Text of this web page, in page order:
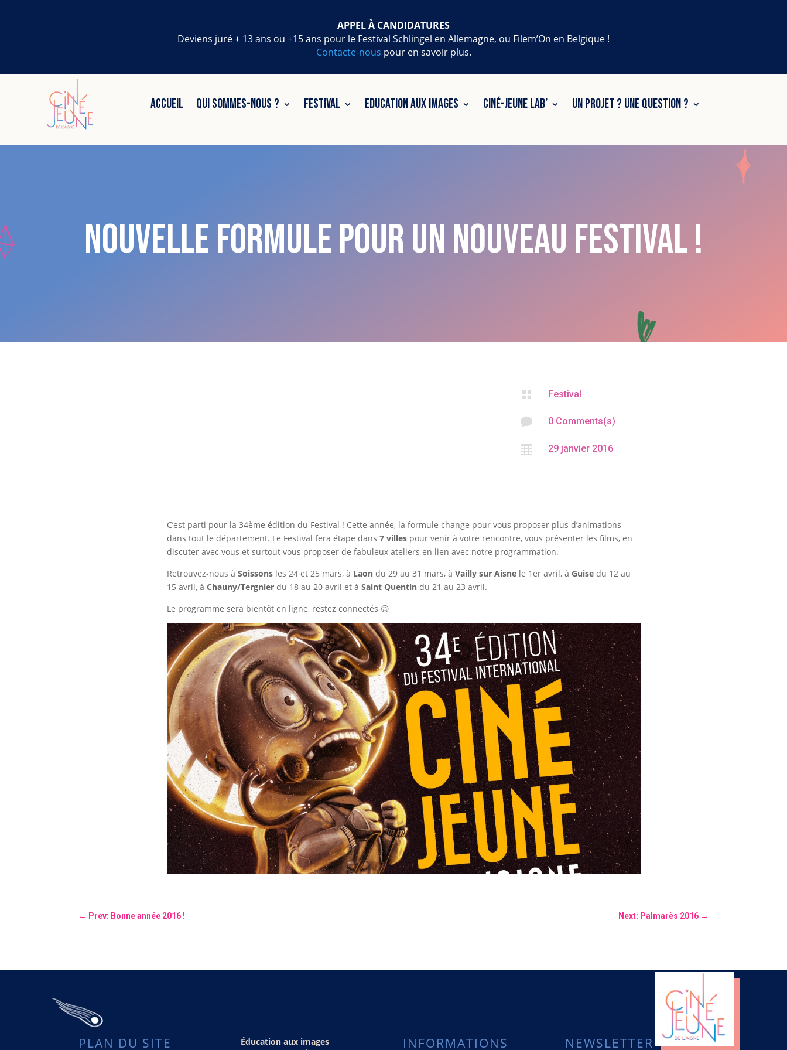
APPEL À CANDIDATURES
Deviens juré + 13 ans ou +15 ans pour le Festival Schlingel en Allemagne, ou Filem’On en Belgique !
Contacte-nous pour en savoir plus.
ACCUEIL QUI SOMMES-NOUS ? FESTIVAL EDUCATION AUX IMAGES CINÉ-JEUNE LAB’ UN PROJET ? UNE QUESTION ?
Nouvelle formule pour un nouveau Festival !
 Festival
 0 Comments(s)
 29 janvier 2016
C’est parti pour la 34ème édition du Festival ! Cette année, la formule change pour vous proposer plus d’animations
dans tout le département. Le Festival fera étape dans 7 villespour venir à votre rencontre, vous présenter les films, en
discuter avec vous et surtout vous proposer de fabuleux ateliers en lien avec notre programmation.
Retrouvez-nous à Soissonsles 24 et 25 mars, à Laondu 29 au 31 mars, à Vailly sur Aisnele 1er avril, à Guisedu 12 au
15 avril, à Chauny/Tergnierdu 18 au 20 avril et à Saint Quentindu 21 au 23 avril.
Le programme sera bientôt en ligne, restez connectés 😉
← Prev: Bonne année 2016 ! Next: Palmarès 2016→
PLAN DU SITE
Éducation aux images
INFORMATIONS NEWSLETTER